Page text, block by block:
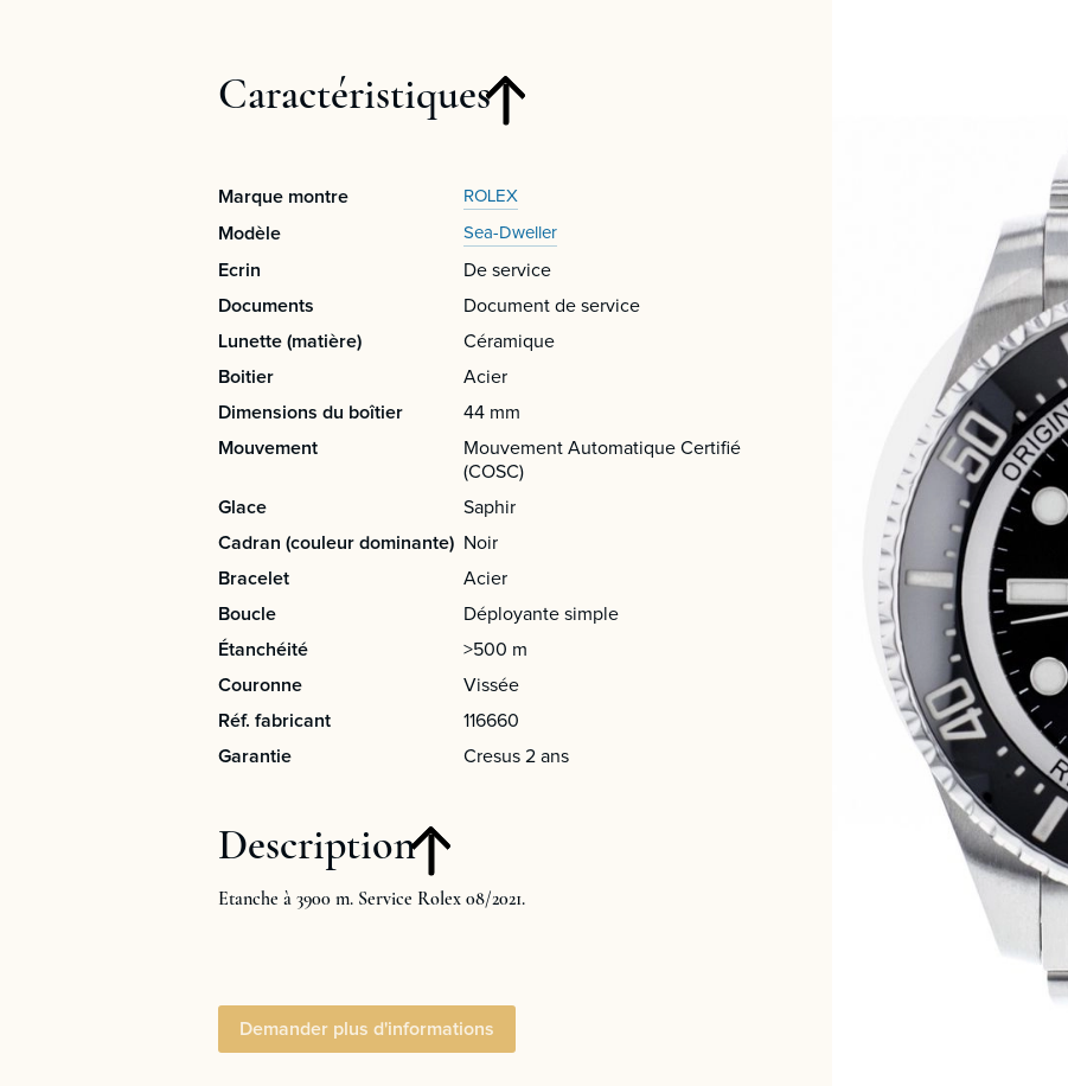
Caractéristiques
Marque montre ROLEX
Modèle Sea-Dweller
Ecrin
De service
Documents
Document de service
Lunette (matière)
Céramique
Boitier
Acier
Dimensions du boîtier
44 mm
Mouvement
Mouvement Automatique Certifié
(COSC)
Glace
Saphir
Cadran (couleur dominante)
Noir
Bracelet
Acier
Boucle
Déployante simple
Étanchéité
>500 m
Couronne
Vissée
Réf. fabricant
116660
Garantie
Cresus 2 ans
Description
Etanche à 3900 m. Service Rolex 08/2021.
Demander plus d'informations